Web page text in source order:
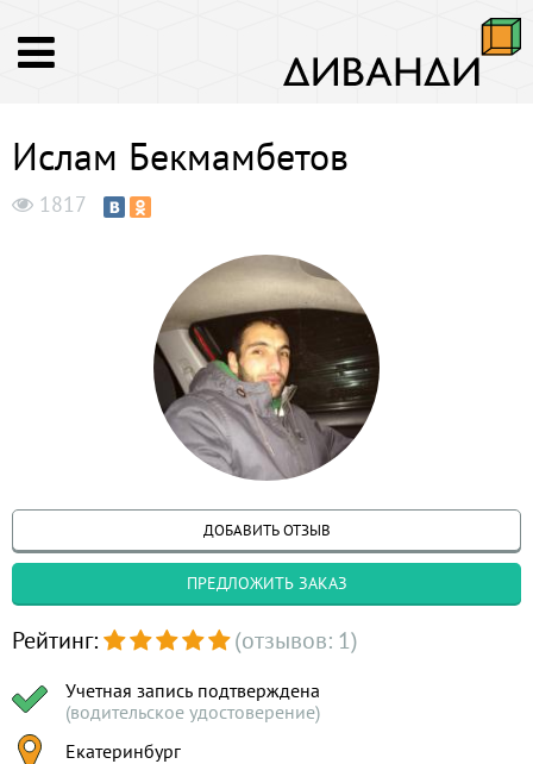
Ислам Бекмамбетов
1817
ДОБАВИТЬ ОТЗЫВ
ПРЕДЛОЖИТЬ ЗАКАЗ
Рейтинг: (отзывов: 1)
Учетная запись подтверждена
(водительское удостоверение)
Екатеринбург